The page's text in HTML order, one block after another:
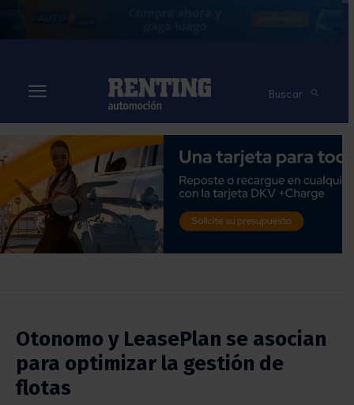
Buscar
Otonomo y LeasePlan se asocian
para optimizar la gestión de
flotas